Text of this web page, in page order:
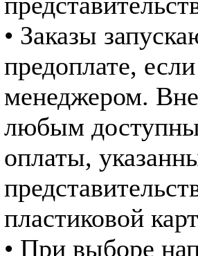
• Заказы
предоплате,
менеджером.
любым
оплаты,
пластиковой
• При выборе